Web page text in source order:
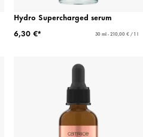
Hydro Supercharged serum
6,30 €*
30 ml - 210,00 € / 1 l